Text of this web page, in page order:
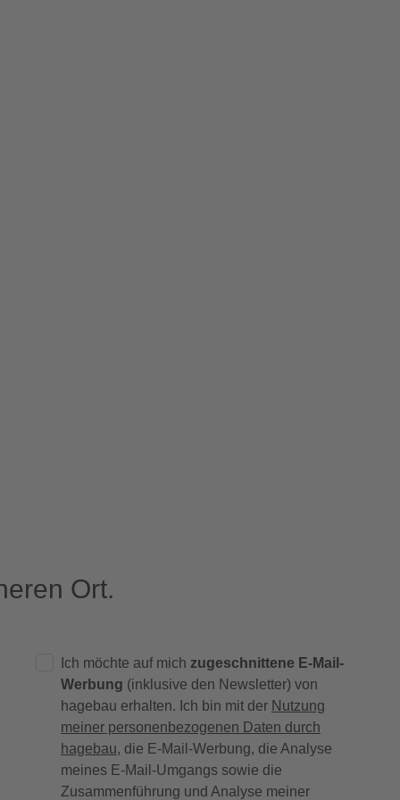
Ort.
Ich möchte auf mich zugeschnittene E-Mail-
Werbung (inklusive den Newsletter) von
hagebau erhalten. Ich bin mit der Nutzung
meiner personenbezogenen Daten durch
hagebau, die E-Mail-Werbung, die Analyse
meines E-Mail-Umgangs sowie die
Zusammenführung und Analyse meiner